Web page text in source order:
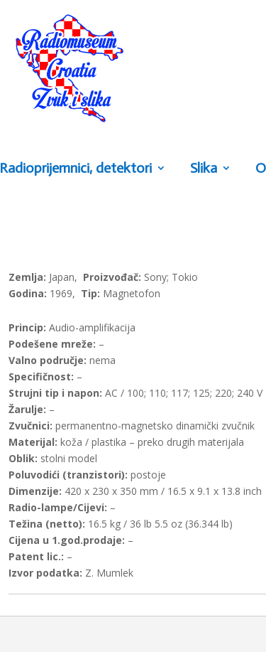
Radioprijemnici, detektori Slika
Zemlja: Japan, Proizvođač: Sony; Tokio
Godina: 1969, Tip: Magnetofon
Princip: Audio-amplifikacija
Podešene mreže: –
Valno područje: nema
Specifičnost: –
Strujni tip i napon: AC / 100; 110; 117; 125; 220; 240 V
Žarulje: –
Zvučnici: permanentno-magnetsko dinamički zvučnik
Materijal: koža / plastika – preko drugih materijala
Oblik: stolni model
Poluvodići (tranzistori): postoje
Dimenzije: 420 x 230 x 350 mm / 16.5 x 9.1 x 13.8 inch
Radio-lampe/Cijevi: –
Težina (netto): 16.5 kg / 36 lb 5.5 oz (36.344 lb)
Cijena u 1.god.prodaje: –
Patent lic.: –
Izvor podatka: Z. Mumlek